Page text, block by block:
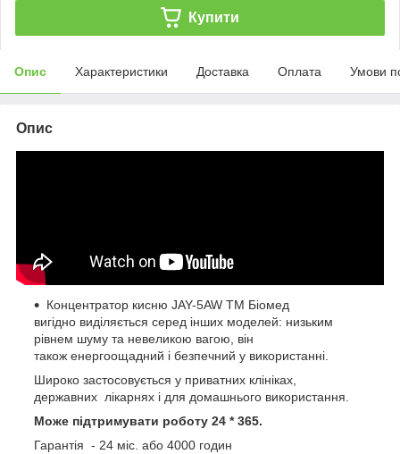
Купити
Опис Характеристики Доставка Оплата Умови
Опис
Концентратор кисню JAY-5AW ТМ Біомед
вигідно виділяється серед інших моделей: низьким
рівнем шуму та невеликою вагою, він
також енергоощадний і безпечний у використанні.
Широко застосовується у приватних клініках,
державних лікарнях і для домашнього використання.
Може підтримувати роботу 24 * 365.
Гарантія - 24 міс. або 4000 годин